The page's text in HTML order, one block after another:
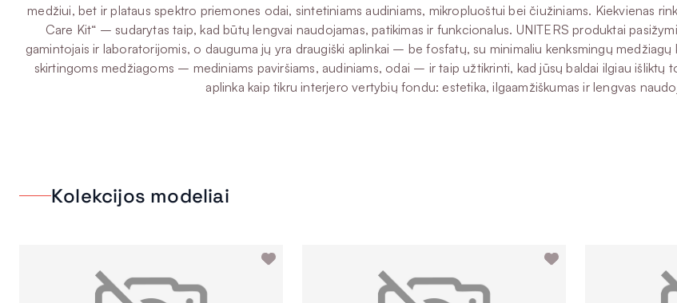
medžiui, bet ir plataus spektro priemones odai, sintetiniams audiniams, mikropluoštui bei čiužiniams. Kiekvienas
Care Kit“ – sudarytas taip, kad būtų lengvai naudojamas, patikimas ir funkcionalus. UNITERS produktai
gamintojais ir laboratorijomis, o dauguma jų yra draugiški aplinkai – be fosfatų, su minimaliu kenksmingų
skirtingoms medžiagoms – mediniams paviršiams, audiniams, odai – ir taip užtikrinti, kad jūsų baldai ilgiau išliktų
aplinka kaip tikru interjero vertybių fondu: estetika, ilgaamžiškumas ir lengvas
Kolekcijos modeliai